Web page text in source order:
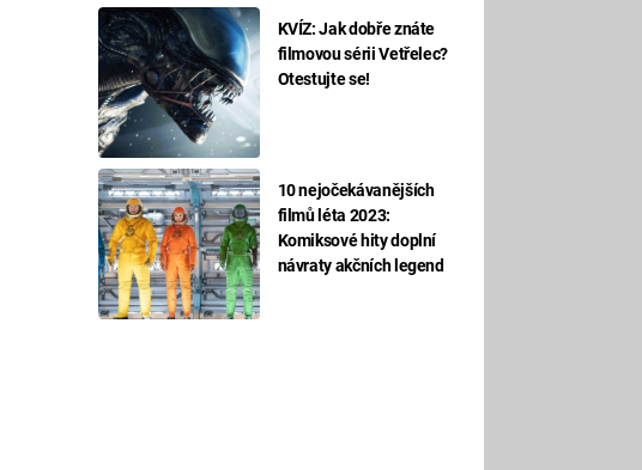
KVÍZ: Jak dobře znáte
filmovou sérii Vetřelec?
Otestujte se!
10 nejočekávanějších
filmů léta 2023:
Komiksové hity doplní
návraty akčních legend